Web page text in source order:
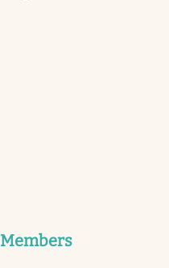
Members